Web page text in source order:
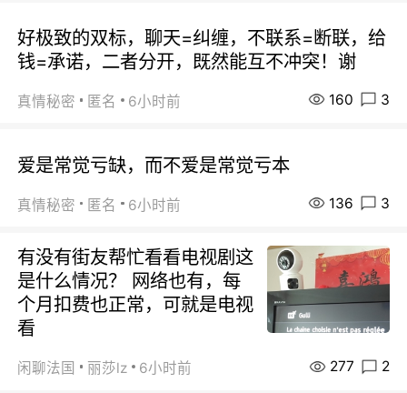
好极致的双标，聊天=纠缠，不联系=断联，给
钱=承诺，二者分开，既然能互不冲突！谢
真情秘密 匿名 6小时前 160 3
爱是常觉亏缺，而不爱是常觉亏本
真情秘密 匿名 6小时前 136 3
有没有街友帮忙看看电视剧这
是什么情况？ 网络也有，每
个月扣费也正常，可就是电视
看
闲聊法国 丽莎lz 6小时前 277 2